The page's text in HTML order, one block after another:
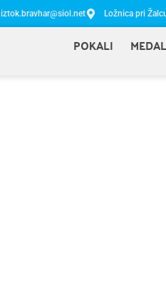
iztok.bravhar@siol.net Ložnica pri
POKALI